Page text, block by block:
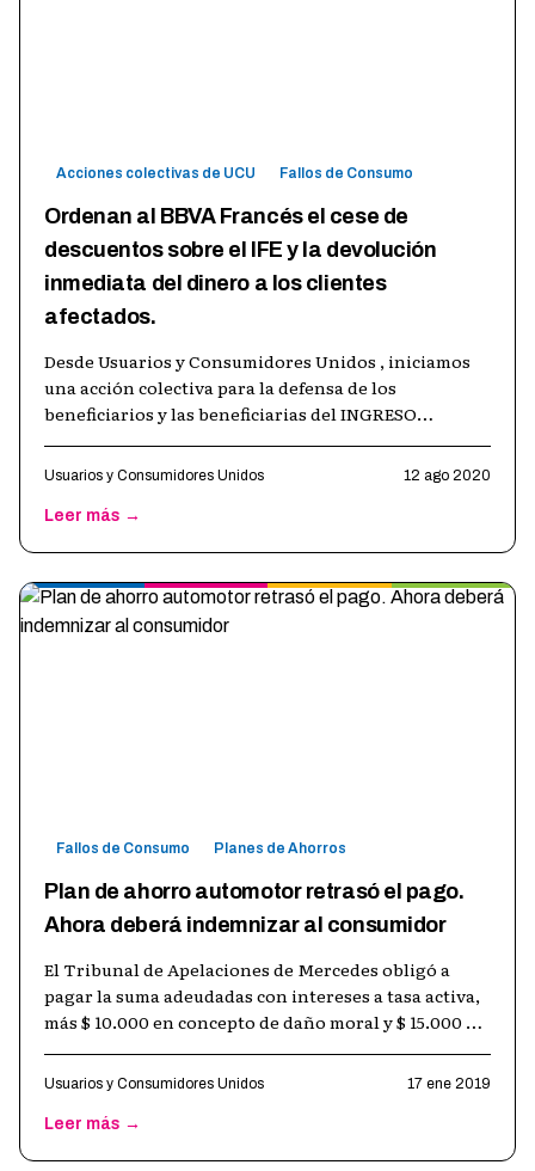
Acciones colectivas de UCU Fallos de Consumo
Ordenan al BBVA Francés el cese de
descuentos sobre el IFE y la devolución
inmediata del dinero a los clientes
afectados.
Desde Usuarios y Consumidores Unidos , iniciamos
una acción colectiva para la defensa de los
beneficiarios y las beneficiarias del INGRESO
Usuarios y Consumidores Unidos 12 ago 2020
Leer más →
Fallos de Consumo Planes de Ahorros
Plan de ahorro automotor retrasó el pago.
Ahora deberá indemnizar al consumidor
El Tribunal de Apelaciones de Mercedes obligó a
pagar la suma adeudadas con intereses a tasa activa,
más $ 10.000 en concepto de daño moral y $ 15.000 a
Usuarios y Consumidores Unidos 17 ene 2019
Leer más →